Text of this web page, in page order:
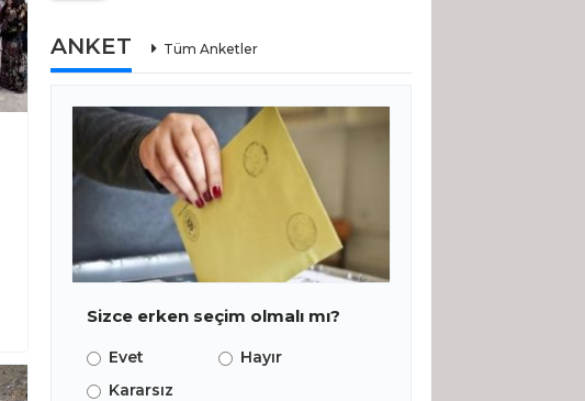
ANKET Tüm Anketler
Sizce erken seçim olmalı mı?
Evet
Hayır
Kararsız